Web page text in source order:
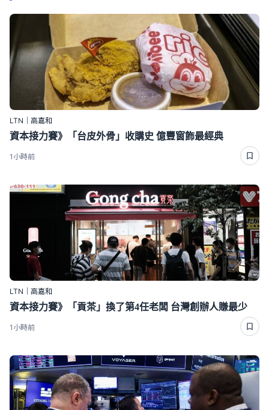
LTN｜高嘉和
資本接力賽》「台皮外骨」收購史 億豐窗飾最經典
1小時前
LTN｜高嘉和
資本接力賽》「貢茶」換了第4任老闆 台灣創辦人賺最少
1小時前